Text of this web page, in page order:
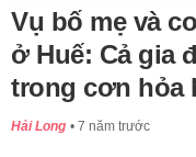
Vụ bố mẹ và
ở Huế: Cả gia
trong cơn hỏa
Hải Long 7 năm trước